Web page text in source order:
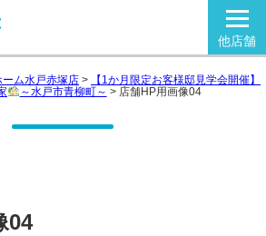
他店舗
ーム水戸赤塚店 >
【1か月限定お客様邸見学会開催】
～水戸市青柳町～ > 店舗HP用画像04
04